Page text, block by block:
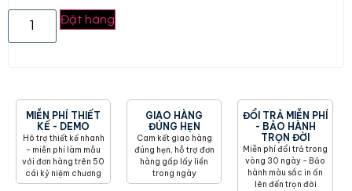
Đặt hàng
MIỄN PHÍ THIẾT
KẾ - DEMO
Hõ trợ thiết kế nhanh
- miễn phí làm mẫu
với đơn hàng trên 50
cái kỷ niệm chương
GIAO HÀNG
ĐÚNG HẸN
Cam kết giao hàng
đúng hẹn, hỗ trợ đơn
hàng gấp lấy liền
trong ngày
ĐỔI TRẢ MIỄN PHÍ
- BẢO HÀNH
TRỌN ĐỜI
Miễn phí đổi trả trong
vòng 30 ngày - Bảo
hành màu sắc in ấn
lên đến trọn đời